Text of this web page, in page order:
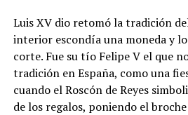
Luis XV dio retomó la tradición
interior escondía una moneda y
corte. Fue su tío Felipe V el que
tradición en España, como una
cuando el Roscón de Reyes
de los regalos, poniendo el